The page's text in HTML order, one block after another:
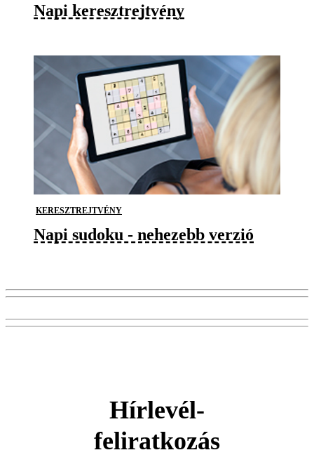
Napi keresztrejtvény
KERESZTREJTVÉNY
Napi sudoku - nehezebb verzió
Hírlevél-
feliratkozás